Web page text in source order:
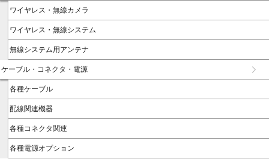
ワイヤレス・無線カメラ
ワイヤレス・無線システム
無線システム用アンテナ
ケーブル・コネクタ・電源
各種ケーブル
配線関連機器
各種コネクタ関連
各種電源オプション